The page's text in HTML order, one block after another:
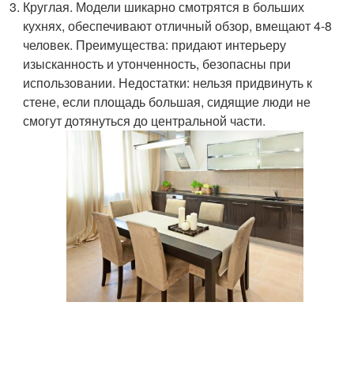
Круглая. Модели шикарно смотрятся в больших
кухнях, обеспечивают отличный обзор, вмещают 4-8
человек. Преимущества: придают интерьеру
изысканность и утонченность, безопасны при
использовании. Недостатки: нельзя придвинуть к
стене, если площадь большая, сидящие люди не
смогут дотянуться до центральной части.